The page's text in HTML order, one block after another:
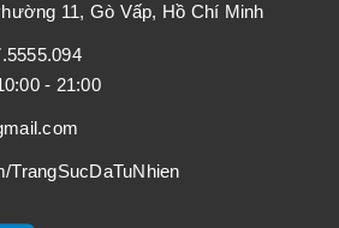
11, Gò Vấp, Hồ Chí Minh
- 21:00
TrangSucDaTuNhien